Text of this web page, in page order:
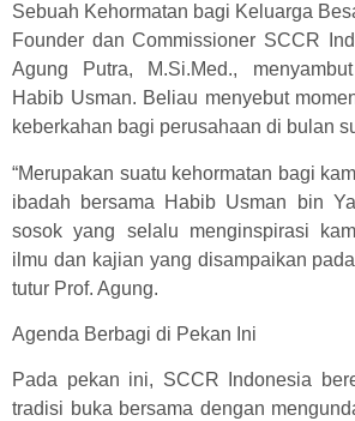
Sebuah Kehormatan bagi Keluarga
Founder dan Commissioner SCCR
Agung Putra, M.Si.Med.,
Habib Usman. Beliau menyebut
keberkahan bagi perusahaan di bulan
“Merupakan suatu kehormatan bagi
ibadah bersama Habib Usman bin
sosok yang selalu menginspirasi
ilmu dan kajian yang disampaikan
tutur Prof. Agung.
Agenda Berbagi di Pekan Ini
Pada pekan ini, SCCR Indonesia
tradisi buka bersama dengan